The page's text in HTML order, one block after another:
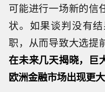
可能进行一场新的信
状。如果谈判没有
职，从而导致大选提
在未来几天揭晓，巨
欧洲金融市场出现更大